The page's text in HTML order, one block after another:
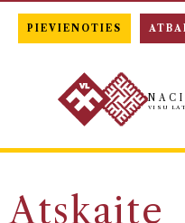
VISU
Atskaite
PIEVIENOTIES